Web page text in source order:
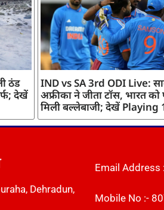
ठंड
देखें
IND vs SA 3rd ODI Live:
अफ्रीका ने जीता टॉस, भारत
मिली बल्लेबाजी; देखें Playing
Dehradun,
Email Address
Mobile No :-